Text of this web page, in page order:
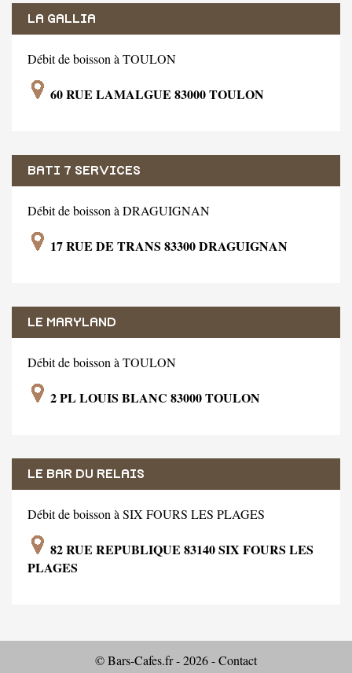
LA GALLIA
Débit de boisson à TOULON
60 RUE LAMALGUE 83000 TOULON
BATI 7 SERVICES
Débit de boisson à DRAGUIGNAN
17 RUE DE TRANS 83300 DRAGUIGNAN
LE MARYLAND
Débit de boisson à TOULON
2 PL LOUIS BLANC 83000 TOULON
LE BAR DU RELAIS
Débit de boisson à SIX FOURS LES PLAGES
82 RUE REPUBLIQUE 83140 SIX FOURS LES
PLAGES
© Bars-Cafes.fr - 2026 -Contact